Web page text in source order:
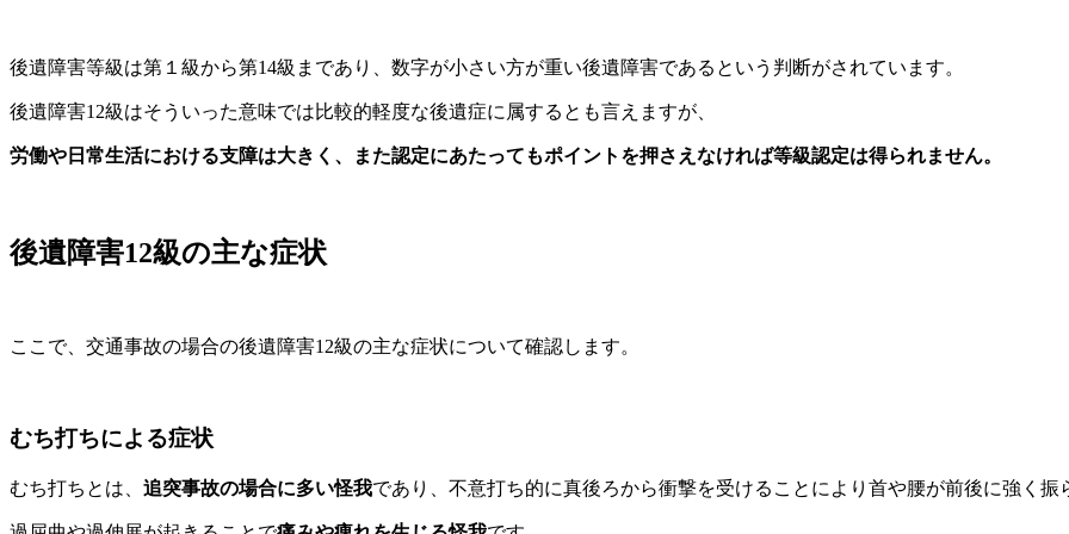
後遺障害等級は第１級から第14級まであり、数字が小さい方が重い後遺障害であるという判断がされています。
後遺障害12級はそういった意味では比較的軽度な後遺症に属するとも言えますが、
労働や日常生活における支障は大きく、また認定にあたってもポイントを押さえなければ等級認定は得られません。
後遺障害12級の主な症状
ここで、交通事故の場合の後遺障害12級の主な症状について確認します。
むち打ちによる症状
むち打ちとは、 追突事故の場合に多い怪我であり、 不意打ち的に真後ろから衝撃を受けることにより首や腰が前後に強く振